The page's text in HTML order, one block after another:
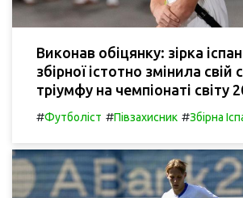
Виконав обіцянку: зірка
збірної істотно змінила свій
тріумфу на чемпіонаті світу
#Футболіст #Півзахисник #Збірна